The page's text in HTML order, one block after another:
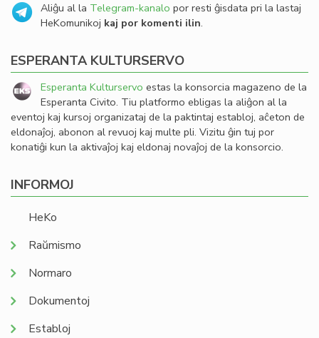
Aliĝu al la Telegram-kanalo por resti ĝisdata pri la lastaj
HeKomunikoj kaj por komenti ilin.
ESPERANTA KULTURSERVO
Esperanta Kulturservo estas la konsorcia magazeno de la
Esperanta Civito. Tiu platformo ebligas la aliĝon al la
eventoj kaj kursoj organizataj de la paktintaj establoj, aĉeton de
eldonaĵoj, abonon al revuoj kaj multe pli. Vizitu ĝin tuj por
konatiĝi kun la aktivaĵoj kaj eldonaj novaĵoj de la konsorcio.
INFORMOJ
HeKo
Raŭmismo
Normaro
Dokumentoj
Establoj